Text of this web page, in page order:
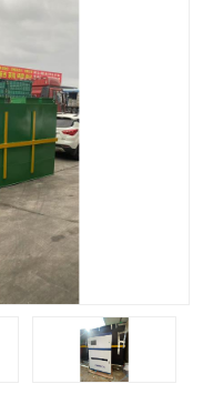
消毒设备
污水处理设备
制造业污水处理设备